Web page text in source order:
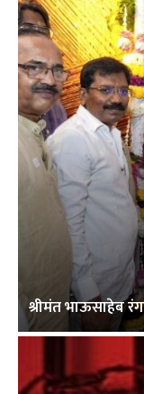
श्रीमंत भाऊसाहेब